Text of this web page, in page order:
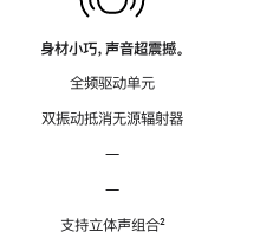
身材小巧，声音超震撼。
全频驱动单元
双振动抵消无源辐射器
—
—
支持立体声组合脚
²